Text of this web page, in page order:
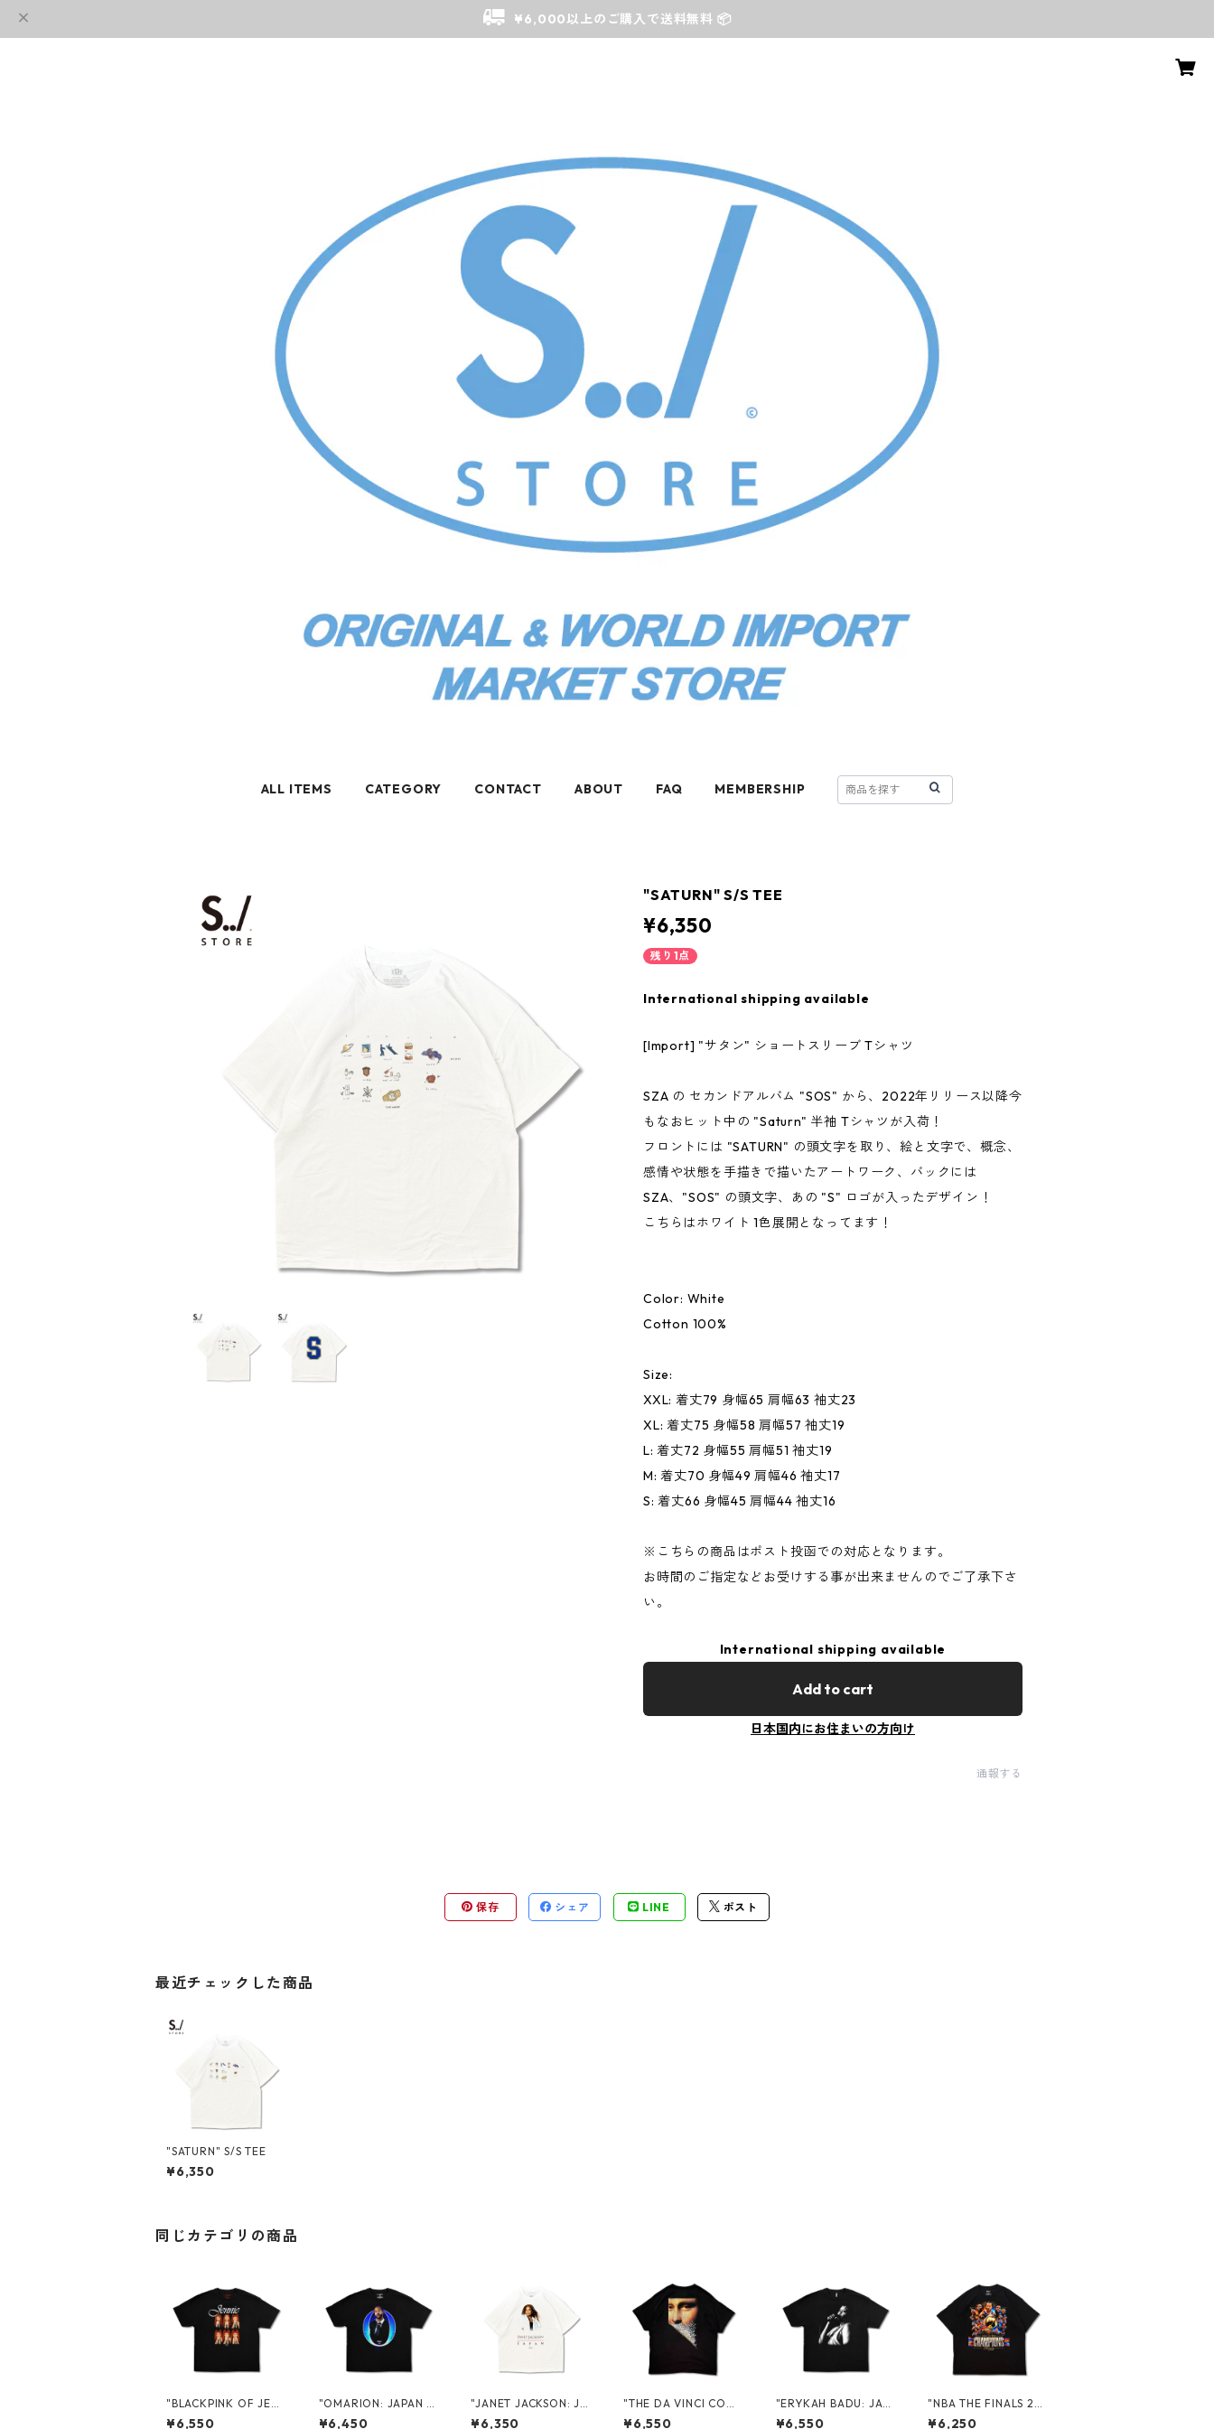
¥6,000以上のご購入で送料無料 📦
ALL ITEMS CATEGORY CONTACT ABOUT FAQ MEMBERSHIP
"SATURN" S/S TEE
¥6,350
残り1点
International shipping available
[Import] "サタン" ショートスリーブ Tシャツ
SZA の セカンドアルバム "SOS" から、2022年リリース以降今
もなおヒット中の "Saturn" 半袖 Tシャツが入荷！
フロントには "SATURN" の頭文字を取り、絵と文字で、概念、
感情や状態を手描きで描いたアートワーク、バックには
SZA、"SOS" の頭文字、あの "S" ロゴが入ったデザイン！
こちらはホワイト 1色展開となってます！
Color: White
Cotton 100%
Size:
XXL: 着丈79 身幅65 肩幅63 袖丈23
XL: 着丈75 身幅58 肩幅57 袖丈19
L: 着丈72 身幅55 肩幅51 袖丈19
M: 着丈70 身幅49 肩幅46 袖丈17
S: 着丈66 身幅45 肩幅44 袖丈16
※こちらの商品はポスト投函での対応となります。
お時間のご指定などお受けする事が出来ませんのでご了承下さ
い。
International shipping available
Add to cart
日本国内にお住まいの方向け
通報する
保存 シェア LINE ポスト
最近チェックした商品
"SATURN" S/S TEE
¥6,350
同じカテゴリの商品
"BLACKPINK OF JEN
NIE: JAPAN 2026" PR
¥6,550
"OMARION: JAPAN 2
026" PROMO S/S TE
¥6,450
"JANET JACKSON: JA
PAN 2026" PROMO
¥6,350
"THE DA VINCI COD
E" S/S TEE
¥6,550
"ERYKAH BADU: JAP
AN 2026" PROMO S/
¥6,550
"NBA THE FINALS 20
26 CHAMPIONS" S/S
¥6,250